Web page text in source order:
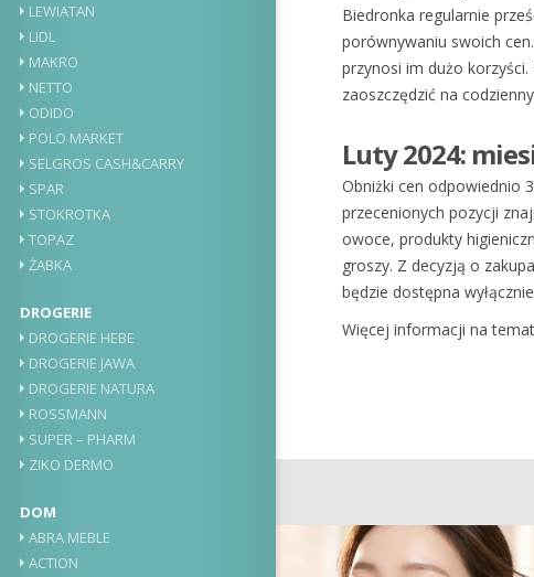
LEWIATAN
LIDL
MAKRO
NETTO
ODIDO
POLO MARKET
SELGROS CASH&CARRY
SPAR
STOKROTKA
TOPAZ
ŻABKA
DROGERIE
DROGERIE HEBE
DROGERIE JAWA
DROGERIE NATURA
ROSSMANN
SUPER – PHARM
ZIKO DERMO
DOM
ABRA MEBLE
ACTION
Biedronka regularnie
porównywaniu swoich
przynosi im dużo
zaoszczędzić na
Luty 2024:
Obniżki cen odpowiednio
przecenionych pozycji
owoce, produkty
groszy. Z decyzją o
będzie dostępna
Więcej informacji na